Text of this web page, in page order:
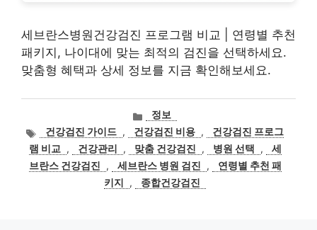
세브란스병원건강검진 프로그램 비교 | 연령별 추천
패키지, 나이대에 맞는 최적의 검진을 선택하세요.
맞춤형 혜택과 상세 정보를 지금 확인해보세요.
카
테
고
리
정보
태
그
건강검진 가이드 , 건강검진 비용 ,
건강검진 프로그
램 비교
, 건강관리 , 맞춤 건강검진 , 병원 선택 ,
세
브란스 건강검진
, 세브란스 병원 검진 ,
연령별 추천 패
키지
, 종합건강검진